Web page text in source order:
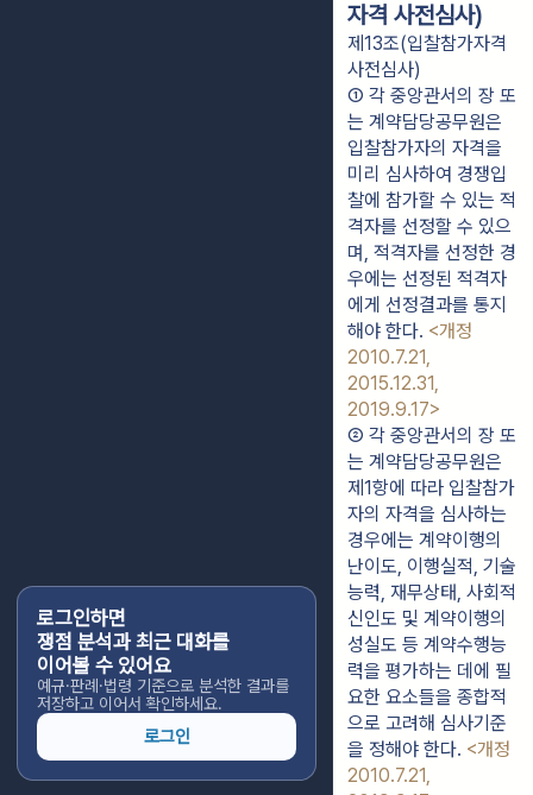
로그인하면
쟁점 분석과 최근 대화를
이어볼 수 있어요
예규·판례·법령 기준으로 분석한 결과를
저장하고 이어서 확인하세요.
로그인
자격 사전심사)
제13조(입찰참가자격
사전심사)
① 각 중앙관서의 장 또
는 계약담당공무원은
입찰참가자의 자격을
미리 심사하여 경쟁입
찰에 참가할 수 있는 적
격자를 선정할 수 있으
며, 적격자를 선정한 경
우에는 선정된 적격자
에게 선정결과를 통지
해야 한다. <개정
2010.7.21,
2015.12.31,
2019.9.17>
② 각 중앙관서의 장 또
는 계약담당공무원은
제1항에 따라 입찰참가
자의 자격을 심사하는
경우에는 계약이행의
난이도, 이행실적, 기술
능력, 재무상태, 사회적
신인도 및 계약이행의
성실도 등 계약수행능
력을 평가하는 데에 필
요한 요소들을 종합적
으로 고려해 심사기준
을 정해야 한다. <개정
2010.7.21,